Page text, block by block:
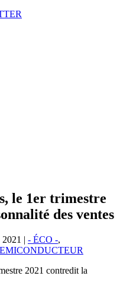
le 1er trimestre
des ventes
| - ÉCO -,